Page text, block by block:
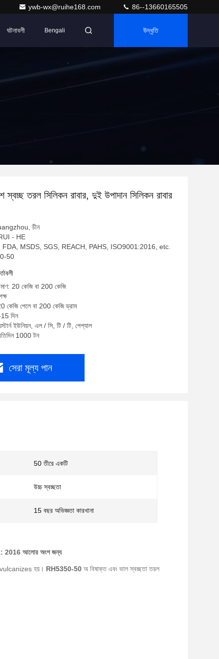
ywb-wx@ruihe168.com 86--13660165505
ঘটনাবলী Bengali উদ্ধৃতি
স্বচ্ছ তরল সিলিকন রাবার, দুই উপাদান সিলিকন রাবার
চীন
RUI - HE
FDA, MSDS, SGS, REACH, PAHS, ISO9001:2016, etc.
50
20 কেজি বা 200 কেজি
কেজি পেলে বা 200 কেজি ড্রাম
দিন
ইউনিয়ন, এল / সি, টি / টি, পেপ্যাল
1000 টন
সেরা মূল্য পান
50 তীরে একটি
উচ্চ স্বচ্ছতা
15 বছর অভিজ্ঞতা কারখানা
2016 আলোর অংশ জন্য
vulcanizes হয়। RH5350-50 অ বিষাক্ত এবং ভাল স্বচ্ছতা তরল